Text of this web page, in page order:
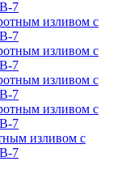
изливом с
7